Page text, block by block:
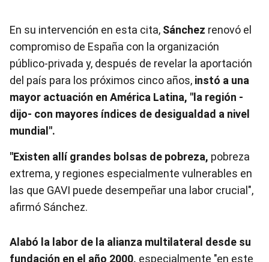
En su intervención en esta cita, Sánchez renovó el
compromiso de España con la organización
público-privada y, después de revelar la aportación
del país para los próximos cinco años, instó a una
mayor actuación en América Latina, "la región -
dijo- con mayores índices de desigualdad a nivel
mundial".
"Existen allí grandes bolsas de pobreza, pobreza
extrema, y regiones especialmente vulnerables en
las que GAVI puede desempeñar una labor crucial",
afirmó Sánchez.
Alabó la labor de la alianza multilateral desde su
fundación en el año 2000, especialmente "en este